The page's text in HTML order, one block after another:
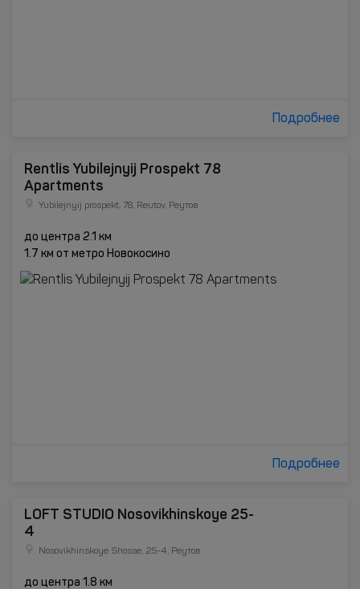
Подробнее
Rentlis Yubilejnyij Prospekt 78
Apartments
Yubilejnyij prospekt, 78, Reutov, Реутов
до центра 2.1 км
1.7 км от метро Новокосино
Подробнее
LOFT STUDIO Nosovikhinskoye 25-
4
Nosovikhinskoye Shosse, 25-4, Реутов
до центра 1.8 км